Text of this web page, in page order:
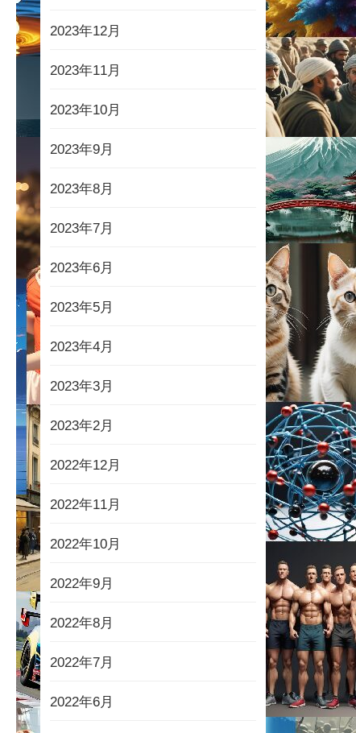
2023年12月
2023年11月
2023年10月
2023年9月
2023年8月
2023年7月
2023年6月
2023年5月
2023年4月
2023年3月
2023年2月
2022年12月
2022年11月
2022年10月
2022年9月
2022年8月
2022年7月
2022年6月